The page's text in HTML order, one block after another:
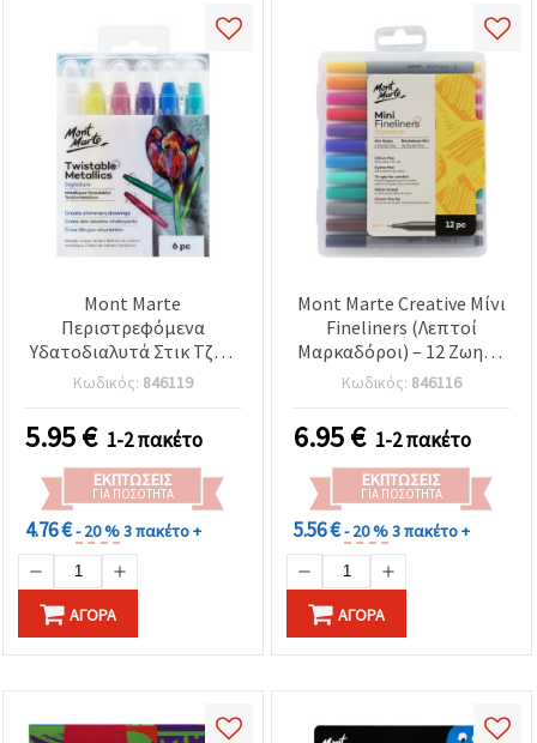
Mont Marte
Περιστρεφόμενα
Υδατοδιαλυτά Στικ Τζελ,
6 Μεταλλικές
Αποχρώσεις, Σετ 6 τμχ
Κωδικός: 846119
5.95€ 1-2 πακέτο
ΕΚΠΤΏΣΕΙΣ
ΓΙΑ ΠΟΣΌΤΗΤΑ
4.76 €- 20 %3 πακέτο +
ΑΓΟΡΆ
Mont Marte Creative Μίνι
Fineliners (Λεπτοί
Μαρκαδόροι) – 12 Ζωηρά
Χρώματα, 0,4 mm –
Ιδανικοί για Journaling,
Bullet Journal, Σκίτσο &
Χειροτεχνικές
Δημιουργίες
Κωδικός: 846116
6.95€ 1-2 πακέτο
ΕΚΠΤΏΣΕΙΣ
ΓΙΑ ΠΟΣΌΤΗΤΑ
5.56 €- 20 %3 πακέτο +
ΑΓΟΡΆ